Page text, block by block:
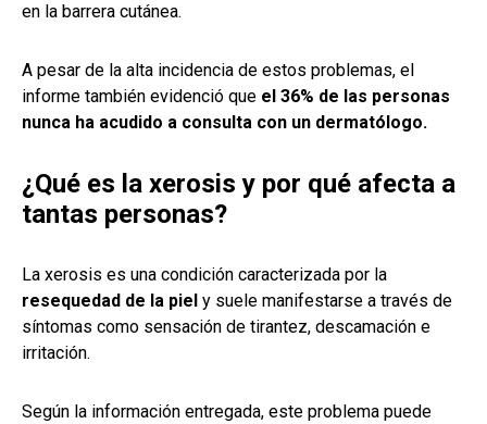
en la barrera cutánea.
A pesar de la alta incidencia de estos problemas, el
informe también evidenció que el 36% de las personas
nunca ha acudido a consulta con un dermatólogo.
¿Qué es la xerosis y por qué afecta a
tantas personas?
La xerosis es una condición caracterizada por la
resequedad de la piel y suele manifestarse a través de
síntomas como sensación de tirantez, descamación e
irritación.
Según la información entregada, este problema puede